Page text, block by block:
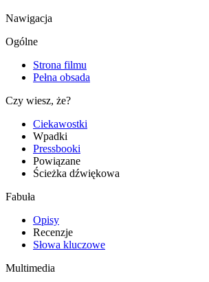
Nawigacja
Ogólne
Strona filmu
Pełna obsada
Czy wiesz, że?
Ciekawostki
Wpadki
Pressbooki
Powiązane
Ścieżka dźwiękowa
Fabuła
Opisy
Recenzje
Słowa kluczowe
Multimedia